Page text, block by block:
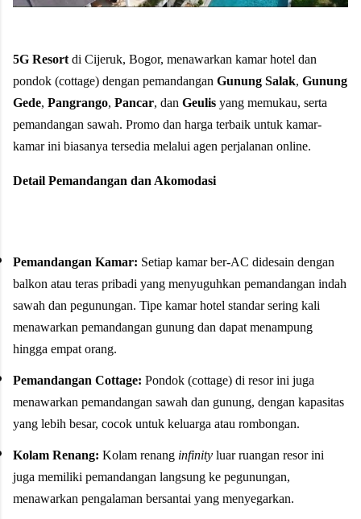
5G Resort di Cijeruk, Bogor, menawarkan kamar hotel dan
pondok (cottage) dengan pemandangan Gunung Salak, Gunung
Gede, Pangrango, Pancar, dan Geulis yang memukau, serta
pemandangan sawah. Promo dan harga terbaik untuk kamar-
kamar ini biasanya tersedia melalui agen perjalanan online.
Detail Pemandangan dan Akomodasi
Pemandangan Kamar: Setiap kamar ber-AC didesain dengan
balkon atau teras pribadi yang menyuguhkan pemandangan indah
sawah dan pegunungan. Tipe kamar hotel standar sering kali
menawarkan pemandangan gunung dan dapat menampung
hingga empat orang.
Pemandangan Cottage: Pondok (cottage) di resor ini juga
menawarkan pemandangan sawah dan gunung, dengan kapasitas
yang lebih besar, cocok untuk keluarga atau rombongan.
Kolam Renang: Kolam renang infinity luar ruangan resor ini
juga memiliki pemandangan langsung ke pegunungan,
menawarkan pengalaman bersantai yang menyegarkan.